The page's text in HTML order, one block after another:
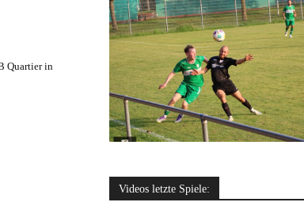
Quartier in
Videos letzte Spiele: